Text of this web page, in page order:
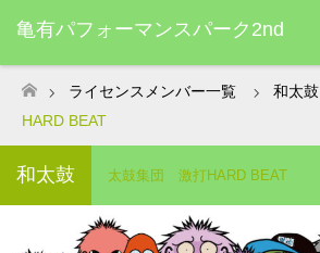
亀有パフォーマンスパーク2nd
ホーム
ライセンスメンバー一覧 和太鼓
HARD BEAT
和太鼓 太鼓集団 激打HARD BEAT